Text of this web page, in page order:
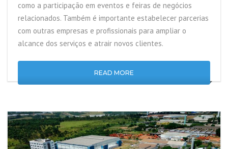
como a participação em eventos e feiras de negócios
relacionados. Também é importante estabelecer parcerias
com outras empresas e profissionais para ampliar o
alcance dos serviços e atrair novos clientes.
READ MORE